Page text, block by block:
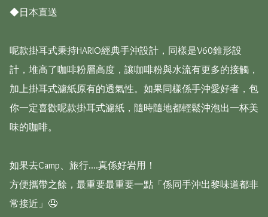
◆日本直送
呢款掛耳式秉持HARIO經典手沖設計，同樣是V60錐形設
計，堆高了咖啡粉層高度，讓咖啡粉與水流有更多的接觸，
加上掛耳式濾紙原有的透氣性。如果同樣係手沖愛好者，包
你一定喜歡呢款掛耳式濾紙，隨時隨地都輕鬆沖泡出一杯美
味的咖啡。
如果去Camp、旅行....真係好岩用！
方便攜帶之餘，最重要最重要一點「係同手沖出黎味道都非
常接近」🤤